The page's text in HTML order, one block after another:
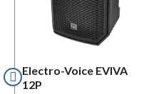
Electro-Voice EVIVA
12P